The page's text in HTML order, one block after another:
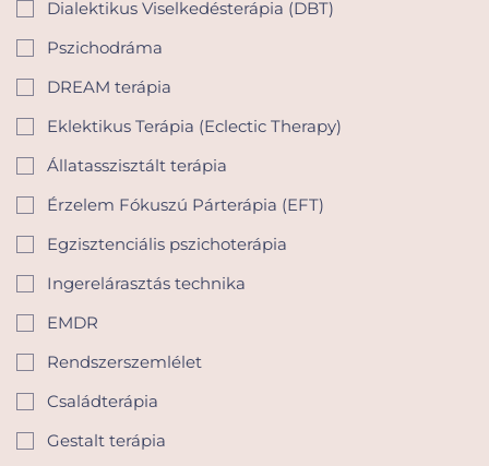
Dialektikus Viselkedésterápia (DBT)
Pszichodráma
DREAM terápia
Eklektikus Terápia (Eclectic Therapy)
Állatasszisztált terápia
Érzelem Fókuszú Párterápia (EFT)
Egzisztenciális pszichoterápia
Ingerelárasztás technika
EMDR
Rendszerszemlélet
Családterápia
Gestalt terápia